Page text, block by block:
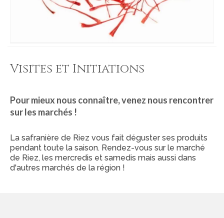
Visites et Initiations
Pour mieux nous connaître, venez nous rencontrer
sur les marchés !
La safranière de Riez vous fait déguster ses produits
pendant toute la saison. Rendez-vous sur le marché
de Riez, les mercredis et samedis mais aussi dans
d'autres marchés de la région !